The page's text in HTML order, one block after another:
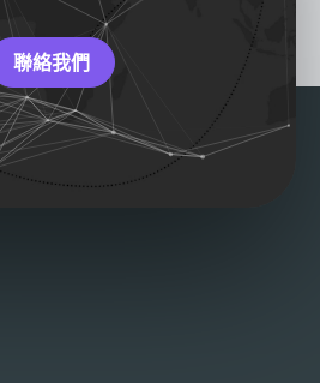
聯絡我們